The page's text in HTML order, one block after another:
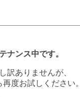
ナンス中です。
訳ありませんが、
度お試しください。